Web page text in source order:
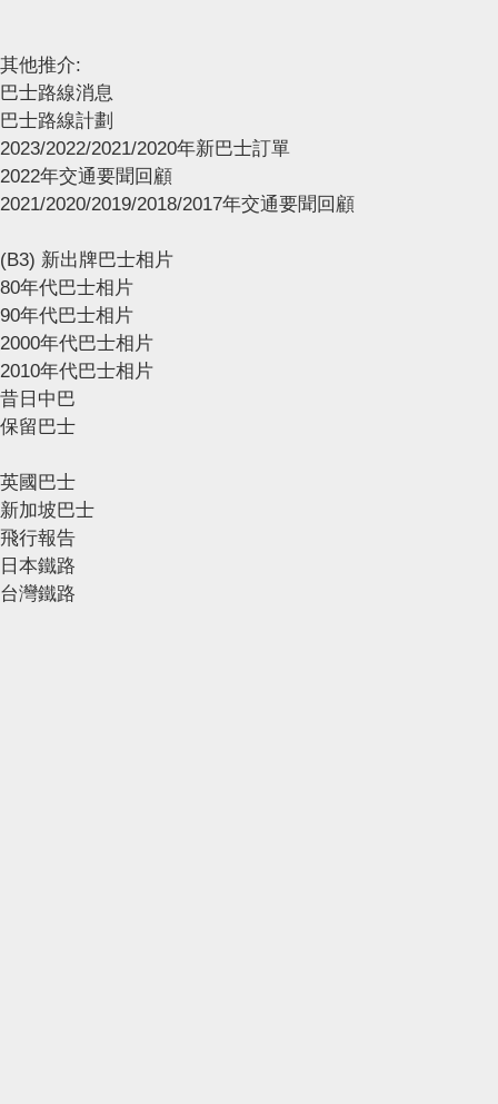
其他推介:
巴士路線消息
巴士路線計劃
2023/2022/2021/2020年新巴士訂單
2022年交通要聞回顧
2021/2020/2019/2018/2017年交通要聞回顧
(B3) 新出牌巴士相片
80年代巴士相片
90年代巴士相片
2000年代巴士相片
2010年代巴士相片
昔日中巴
保留巴士
英國巴士
新加坡巴士
飛行報告
日本鐵路
台灣鐵路